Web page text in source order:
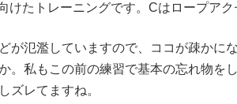
けたトレーニングです。Cはロープアク
が氾濫していますので、ココが疎かに
。私もこの前の練習で基本の忘れ物を
ズレてますね。